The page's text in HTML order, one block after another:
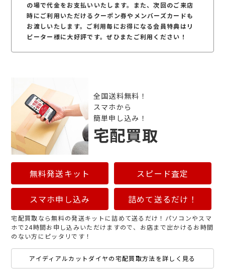
の場で代金をお支払いいたします。また、次回のご来店
時にご利用いただけるクーポン券やメンバーズカードも
お渡しいたします。ご利用毎にお得になる会員特典はリ
ピーター様に大好評です。ぜひまたご利用ください！
全国送料無料！
スマホから
簡単申し込み！
宅配買取
無料発送キット スピード査定
スマホ申し込み 詰めて送るだけ！
宅配買取なら無料の発送キットに詰めて送るだけ！パソコンやスマ
ホで24時間お申し込みいただけますので、お店まで出かけるお時間
のない方にピッタリです！
アイディアルカットダイヤの宅配買取方法を詳しく見る